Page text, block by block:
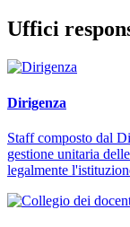
Uffici
Dirigenza
Staff composto dal
gestione unitaria
legalmente